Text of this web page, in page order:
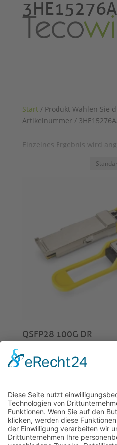
Start/ Produkt Wählen Sie
Artikelnummer /
Einzelnes Ergebnis wird
QSFP28 100G DR
€
© 2026 Tecowin GmbH |
| Widerrufsrecht|AGB|